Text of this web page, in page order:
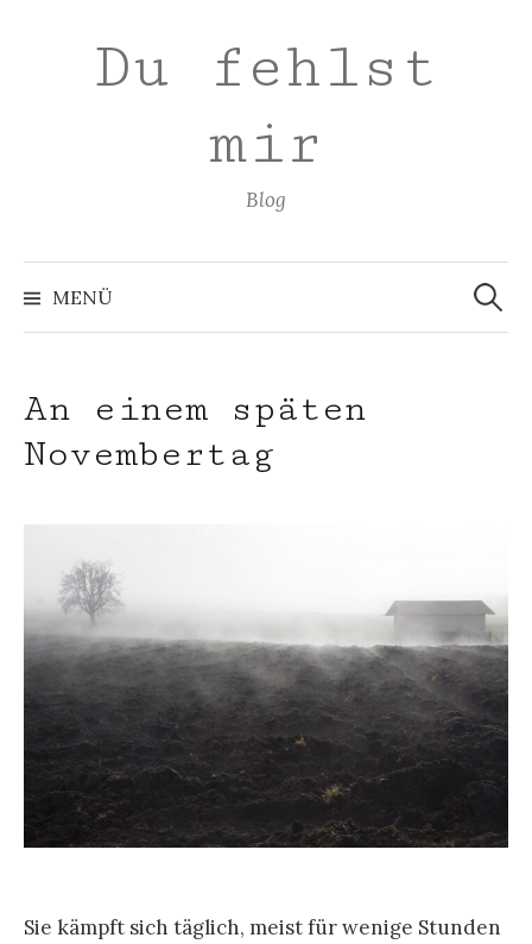
überspringenDu fehlst
mir
Blog
MENÜ
Suchen
nach:
An einem späten
Novembertag
Sie kämpft sich täglich, meist für wenige Stunden